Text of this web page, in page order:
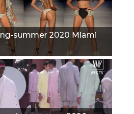
summer 2020 Miami